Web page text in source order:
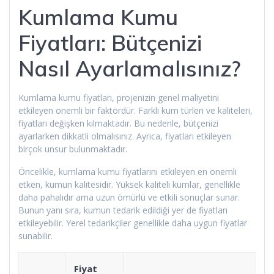
Kumlama Kumu
Fiyatları: Bütçenizi
Nasıl Ayarlamalısınız?
Kumlama kumu fiyatları, projenizin genel maliyetini
etkileyen önemli bir faktördür. Farklı kum türleri ve kaliteleri,
fiyatları değişken kılmaktadır. Bu nedenle, bütçenizi
ayarlarken dikkatli olmalısınız. Ayrıca, fiyatları etkileyen
birçok unsur bulunmaktadır.
Öncelikle, kumlama kumu fiyatlarını etkileyen en önemli
etken, kumun kalitesidir. Yüksek kaliteli kumlar, genellikle
daha pahalıdır ama uzun ömürlü ve etkili sonuçlar sunar.
Bunun yanı sıra, kumun tedarik edildiği yer de fiyatları
etkileyebilir. Yerel tedarikçiler genellikle daha uygun fiyatlar
sunabilir.
Fiyat